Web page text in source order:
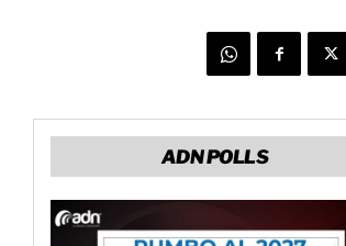
ADN POLLS